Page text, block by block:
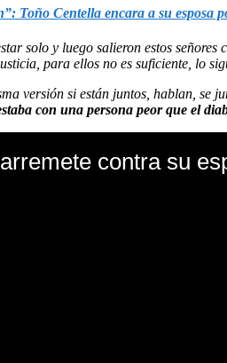
Toño Centella encara a su esposa
solo y luego salieron estos
para ellos no es suficiente, lo
versión si están juntos, hablan, se
con una persona peor que el
contra su